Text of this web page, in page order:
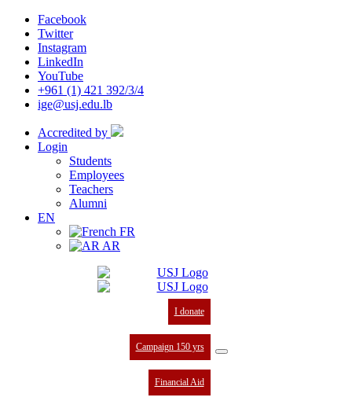
Facebook
Twitter
Instagram
LinkedIn
YouTube
+961 (1) 421 392/3/4
ige@usj.edu.lb
Accredited by
Login
Students
Employees
Teachers
Alumni
EN
FR
AR
I donate
Campaign 150 yrs
Financial Aid